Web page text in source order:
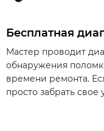
Бесплатная
Мастер проводит
обнаружения
времени ремонта.
просто забрать свое